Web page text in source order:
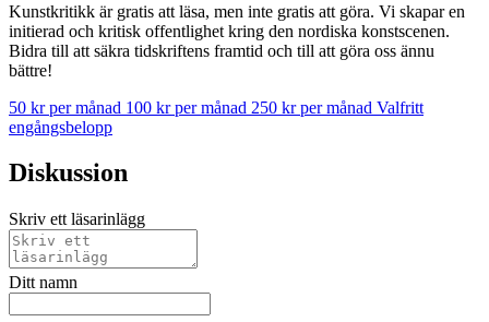
Kunstkritikk är gratis att läsa, men inte gratis att göra. Vi skapar en
initierad och kritisk offentlighet kring den nordiska konstscenen.
Bidra till att säkra tidskriftens framtid och till att göra oss ännu
bättre!
50 kr per månad 100 kr per månad 250 kr per månad Valfritt
engångsbelopp
Diskussion
Skriv ett läsarinlägg
Ditt namn